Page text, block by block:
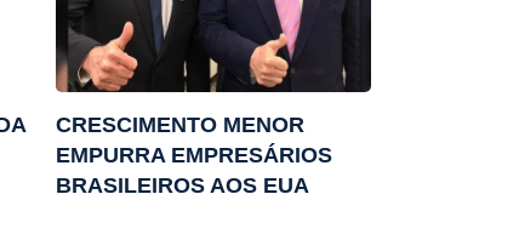
CRESCIMENTO MENOR
EMPURRA EMPRESÁRIOS
BRASILEIROS AOS EUA